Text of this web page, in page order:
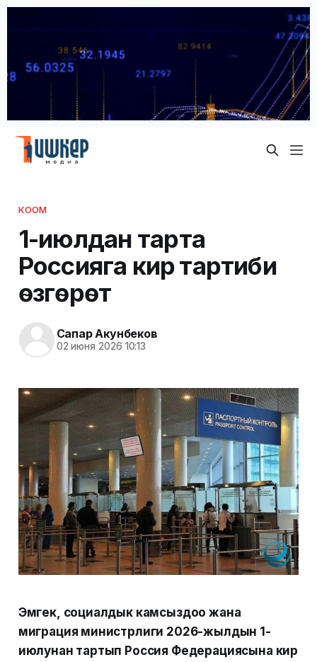
КООМ
1-июлдан тарта
Россияга кирүү тартиби
өзгөрөт
Сапар Акунбеков
02 июня 2026 10:13
Эмгек, социалдык камсыздоо жана
миграция министрлиги 2026-жылдын 1-
июлунан тартып Россия Федерациясына кирүү